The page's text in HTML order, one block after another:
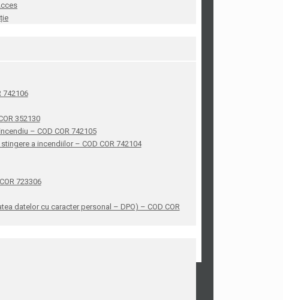
742106
352130
– COD COR 742105
a incendiilor – COD COR 742104
723306
datelor cu caracter personal – DPO) – COD COR